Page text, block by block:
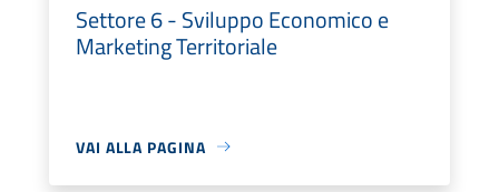
Settore 6 - Sviluppo Economico e
Marketing Territoriale
VAI ALLA PAGINA